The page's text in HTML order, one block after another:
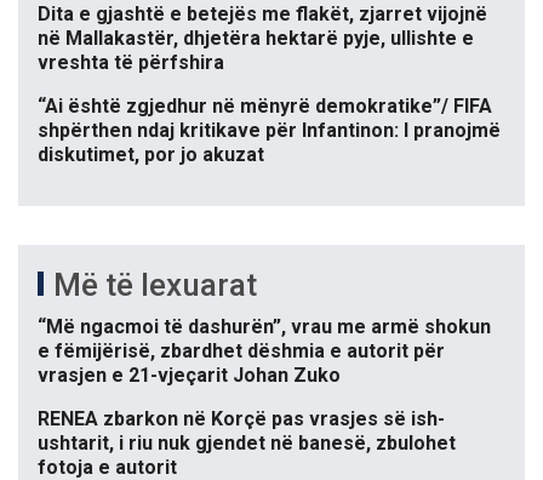
Dita e gjashtë e betejës me flakët, zjarret vijojnë
në Mallakastër, dhjetëra hektarë pyje, ullishte e
vreshta të përfshira
“Ai është zgjedhur në mënyrë demokratike”/ FIFA
shpërthen ndaj kritikave për Infantinon: I pranojmë
diskutimet, por jo akuzat
Më të lexuarat
“Më ngacmoi të dashurën”, vrau me armë shokun
e fëmijërisë, zbardhet dëshmia e autorit për
vrasjen e 21-vjeçarit Johan Zuko
RENEA zbarkon në Korçë pas vrasjes së ish-
ushtarit, i riu nuk gjendet në banesë, zbulohet
fotoja e autorit